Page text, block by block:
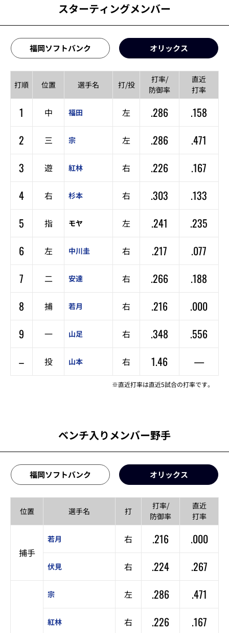
スターティングメンバー
福岡ソフトバンク オリックス
打順 位置 選手名 打/投
打率/
防御率
直近
打率
1 中 福田 左 .286
.158
2
三 宗 左 .286
.471
3
遊 紅林 右 .226
.167
4
右 杉本 右 .303
.133
5
指 モヤ 左 .241
.235
6
左 中川圭 右 .217
.077
7
二 安達 右 .266
.188
8
捕 若月 右 .216
.000
9
一 山足 右 .348
.556
–
投 山本 右 1.46 —
※直近打率は直近5試合の打率です。
ベンチ入りメンバー野手
福岡ソフトバンク オリックス
位置 選手名 打
打率/
防御率
直近
打率
捕手
若月 右 .216 .000
伏見 右 .224 .267
宗 左 .286 .471
紅林 右 .226 .167